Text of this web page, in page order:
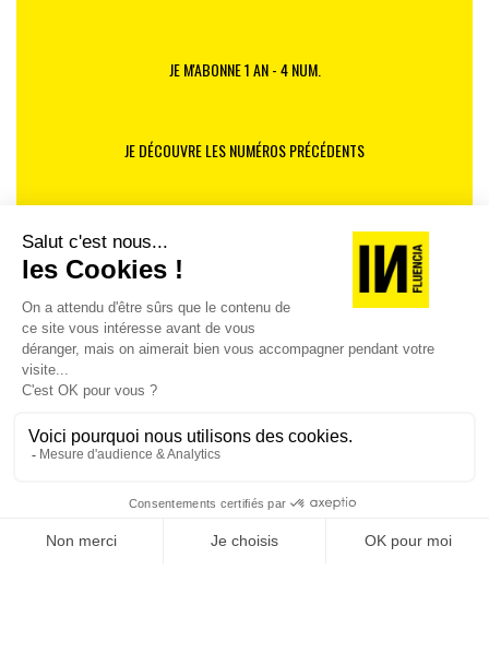
JE M'ABONNE 1 AN - 4 NUM.
JE DÉCOUVRE LES NUMÉROS PRÉCÉDENTS